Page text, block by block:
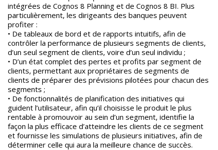
intégrées de Cognos 8 Planning et de Cognos 8 BI. Plus
particulièrement, les dirigeants des banques peuvent
profiter :
• De tableaux de bord et de rapports intuitifs, afin de
contrôler la performance de plusieurs segments de clients,
d’un seul segment de clients, voire d’un seul individu ;
• D’un état complet des pertes et profits par segment de
clients, permettant aux propriétaires de segments de
clients de préparer des prévisions pilotées pour chacun des
segments ;
• De fonctionnalités de planification des initiatives qui
guident l’utilisateur, afin qu’il choisisse le produit le plus
rentable à promouvoir au sein d’un segment, identifie la
façon la plus efficace d’atteindre les clients de ce segment
et fournisse les simulations de plusieurs initiatives, afin de
déterminer celle qui aura la meilleure chance de succès.